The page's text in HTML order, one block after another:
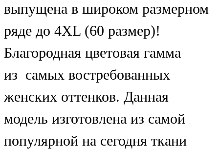
выпущена в широком размерном
ряде до 4XL (60 размер)!
Благородная цветовая гамма
из самых востребованных
женских оттенков. Данная
модель изготовлена из самой
популярной на сегодня ткани